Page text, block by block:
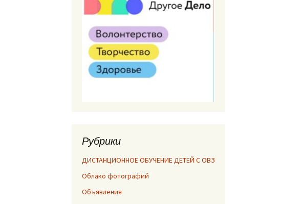
Рубрики
ДИСТАНЦИОННОЕ ОБУЧЕНИЕ ДЕТЕЙ С ОВЗ
Облако фотографий
Объявления